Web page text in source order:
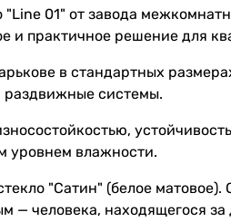
01" от завода
и практичное решение для
в стандартных
раздвижные системы.
уровнем влажности.
"Сатин" (белое
— человека, находящегося